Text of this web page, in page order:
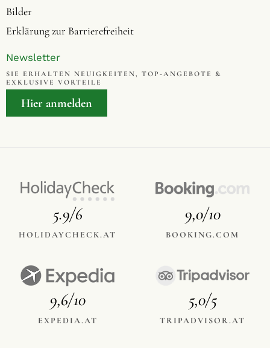
Bilder
Erklärung zur Barrierefreiheit
Newsletter
SIE ERHALTEN NEUIGKEITEN, TOP-ANGEBOTE &
EXKLUSIVE VORTEILE
Hier anmelden
5.9/6
HOLIDAYCHECK.AT
9,0/10
BOOKING.COM
9,6/10
EXPEDIA.AT
5,0/5
TRIPADVISOR.AT